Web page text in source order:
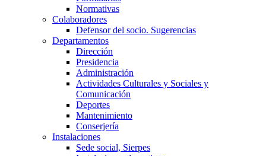
Normativas
Colaboradores
Defensor del socio. Sugerencias
Departamentos
Dirección
Presidencia
Administración
Actividades Culturales y Sociales y
Comunicación
Deportes
Mantenimiento
Conserjería
Instalaciones
Sede social, Sierpes